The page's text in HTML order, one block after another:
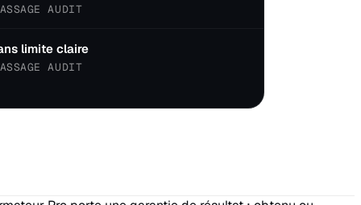
AUDIT
limite claire
AUDIT